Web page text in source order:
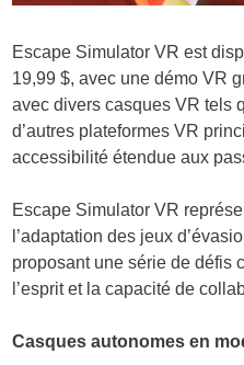
Escape Simulator VR est
19,99 $, avec une démo VR
avec divers casques VR tels
d’autres plateformes VR
accessibilité étendue aux
Escape Simulator VR
l’adaptation des jeux
proposant une série de défis
l’esprit et la capacité de
Casques autonomes en